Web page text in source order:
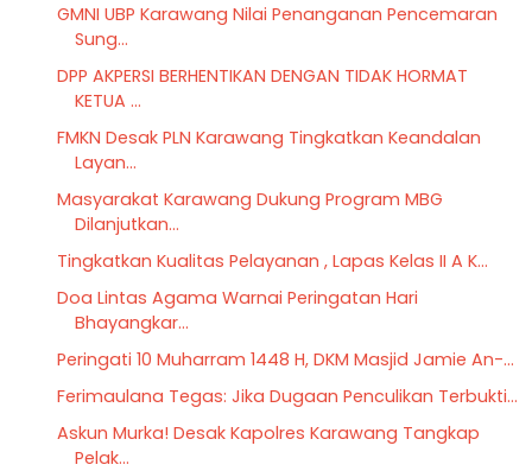
GMNI UBP Karawang Nilai Penanganan Pencemaran
Sung...
DPP AKPERSI BERHENTIKAN DENGAN TIDAK HORMAT
KETUA ...
FMKN Desak PLN Karawang Tingkatkan Keandalan
Layan...
Masyarakat Karawang Dukung Program MBG
Dilanjutkan...
Tingkatkan Kualitas Pelayanan , Lapas Kelas II A K...
Doa Lintas Agama Warnai Peringatan Hari
Bhayangkar...
Peringati 10 Muharram 1448 H, DKM Masjid Jamie An-...
Ferimaulana Tegas: Jika Dugaan Penculikan Terbukti...
Askun Murka! Desak Kapolres Karawang Tangkap
Pelak...